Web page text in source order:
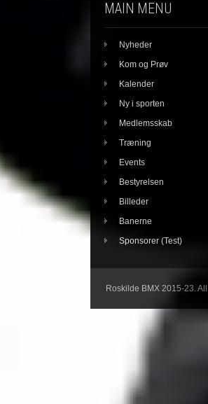
MAIN MENU
Nyheder
Kom og Prøv
Kalender
Ny i sporten
Medlemsskab
Træning
Events
Bestyrelsen
Billeder
Banerne
Sponsorer (Test)
Roskilde BMX 2015-23.